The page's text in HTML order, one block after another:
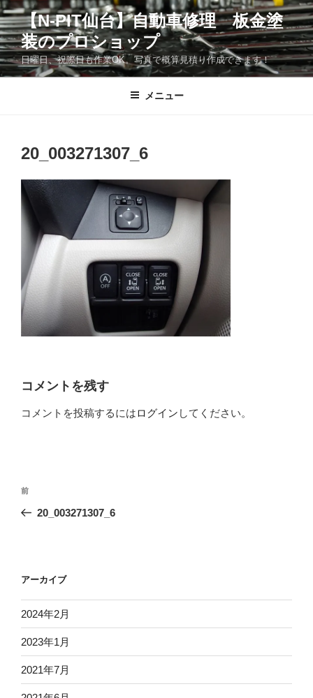
コ
ン
テ
ン
ツ
【N-PIT仙台】自動車修理 板金塗
装のプロショップ
日曜日、祝際日も作業OK。写真で概算見積り作成できます！
メニュー
20_003271307_6
コメントを残す
コメントを投稿するにはログイン してください。
投
ナ
ー
シ
ョ
ン
前
の
前
20_003271307_6
アーカイブ
2024年2月
2023年1月
2021年7月